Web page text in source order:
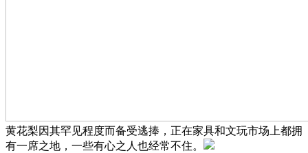
黄花梨因其罕见程度而备受逃捧，正在家具和文玩市场上都拥
有一席之地，一些有心之人也经常不住。